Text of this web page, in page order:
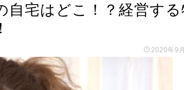
自宅はどこ！？経営する
2020年9